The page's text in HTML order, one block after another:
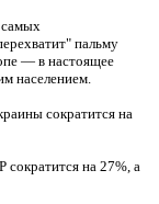
пальму
— в настоящее
населением.
сократится на
на 27%, а